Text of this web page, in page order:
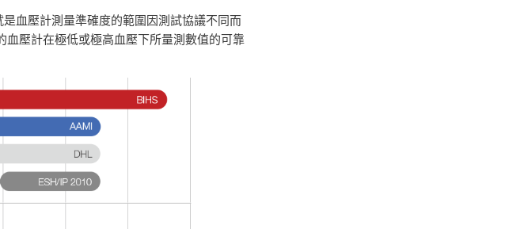
血壓計測量準確度的範圍因測試協議不同而
壓計在極低或極高血壓下所量測數值的可靠